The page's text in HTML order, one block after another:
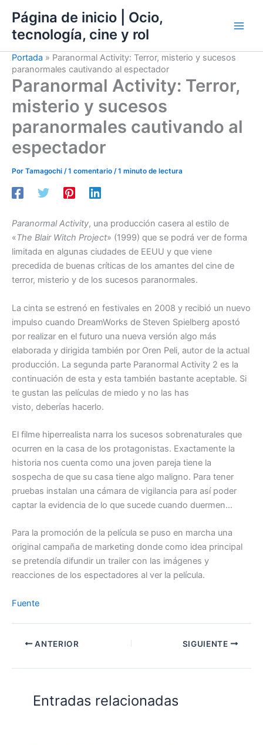
contenido
Página de inicio | Ocio,
tecnología, cine y rol
Portada » Paranormal Activity: Terror, misterio y sucesos
paranormales cautivando al espectador
Paranormal Activity: Terror,
misterio y sucesos
paranormales cautivando al
espectador
Por Tamagochi /1 comentario /1 minuto de lectura
Paranormal Activity, una producción casera al estilo de
«The Blair Witch Project» (1999) que se podrá ver de forma
limitada en algunas ciudades de EEUU y que viene
precedida de buenas críticas de los amantes del cine de
terror, misterio y de los sucesos paranormales.
La cinta se estrenó en festivales en 2008 y recibió un nuevo
impulso cuando DreamWorks de Steven Spielberg apostó
por realizar en el futuro una nueva versión algo más
elaborada y dirigida también por Oren Peli, autor de la actual
producción. La segunda parte Paranormal Activity 2 es la
continuación de esta y esta también bastante aceptable. Si
te gustan las películas de miedo y no las has
visto, deberías hacerlo.
El filme hiperrealista narra los sucesos sobrenaturales que
ocurren en la casa de los protagonistas. Exactamente la
historia nos cuenta como una joven pareja tiene la
sospecha de que su casa tiene algo maligno. Para tener
pruebas instalan una cámara de vigilancia para así poder
captar la evidencia de lo que sucede cuando duermen…
Para la promoción de la película se puso en marcha una
original campaña de marketing donde como idea principal
se pretendía difundir un trailer con las imágenes y
reacciones de los espectadores al ver la película.
Fuente
ANTERIOR SIGUIENTE
Entradas relacionadas